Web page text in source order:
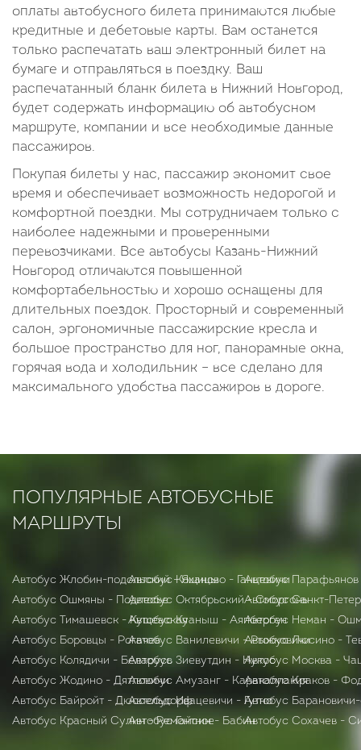
оплаты автобусного билета принимаются любые
кредитные и дебетовые карты. Вам останется
только распечатать ваш электронный билет на
бумаге и отправляться в поездку. Ваш
распечатанный бланк билета в Нижний Новгород,
будет содержать информацию об автобусном
маршруте, компании и все необходимые данные
пассажиров.
Покупая билеты у нас, пассажир экономит свое
время и обеспечивает возможность недорогой и
комфортной поездки. Мы сотрудничаем только с
наиболее надежными и проверенными
перевозчиками. Все автобусы Казань-Нижний
Новгород отличаются повышенной
комфортабельностью и хорошо оснащены для
длительных поездок. Просторный и современный
салон, эргономичные пассажирские кресла и
большое пространство для ног, панорамные окна,
горячая вода и холодильник – все сделано для
максимального удобства пассажиров в дороге.
ПОПУЛЯРНЫЕ АВТОБУСНЫЕ
МАРШРУТЫ
Автобус Жлобин-подольский - Ящицы
Автобус Ошмяны - Подлесье
Автобус Тимашевск - Кущевская
Автобус Боровцы - Рогачев
Автобус Колядичи - Беларусь
Автобус Жодино - Дятловичи
Автобус Байройт - Дюссельдорф
Автобус Красный Сулин - Ремонтное
Автобус Коханово - Ганцевичи
Автобус Октябрьский - Сморгонь
Автобус Куаныш - Аяпберген
Автобус Ванилевичи - Рыжковичи
Автобус Зиевутдин - Нукус
Автобус Амузанг - Каракалпакия
Автобус Ивацевичи - Гутно
Автобус Гайсин - Бабин
Автобус
Автобус Санкт-
Автобус Неман -
Автобус Люсино -
Автобус Москва -
Автобус Краков -
Автобус
Автобус Сохачев -